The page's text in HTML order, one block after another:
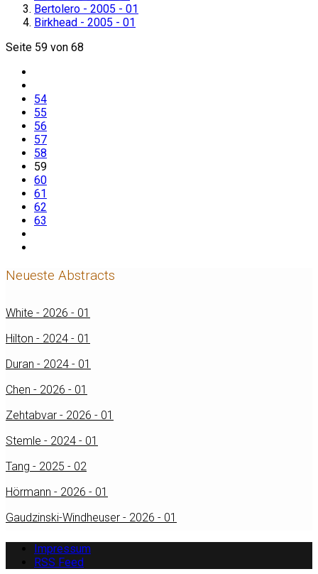
Bertolero - 2005 - 01
Birkhead - 2005 - 01
Seite 59 von 68
54
55
56
57
58
59
60
61
62
63
Neueste Abstracts
White - 2026 - 01
Hilton - 2024 - 01
Duran - 2024 - 01
Chen - 2026 - 01
Zehtabvar - 2026 - 01
Stemle - 2024 - 01
Tang - 2025 - 02
Hörmann - 2026 - 01
Gaudzinski-Windheuser - 2026 - 01
Impressum
RSS Feed